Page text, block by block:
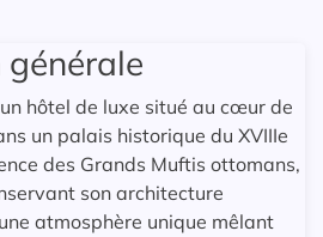
hôtel de luxe situé au cœur de
un palais historique du XVIIIe
des Grands Muftis ottomans,
son architecture
atmosphère unique mêlant